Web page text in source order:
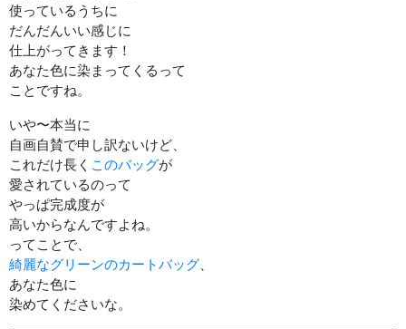
使っているうちに
だんだんいい感じに
仕上がってきます！
あなた色に染まってくるって
ことですね。
いや〜本当に
自画自賛で申し訳ないけど、
これだけ長く このバッグが
愛されているのって
やっぱ完成度が
高いからなんですよね。
ってことで、
綺麗なグリーンのカートバッグ、
あなた色に
染めてくださいな。